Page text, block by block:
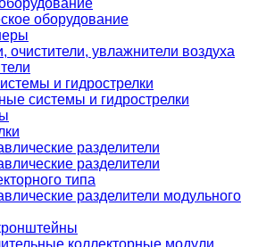
оборудование
очистители, увлажнители воздуха
и гидрострелки
системы и гидрострелки
разделители
разделители
типа
разделители модульного